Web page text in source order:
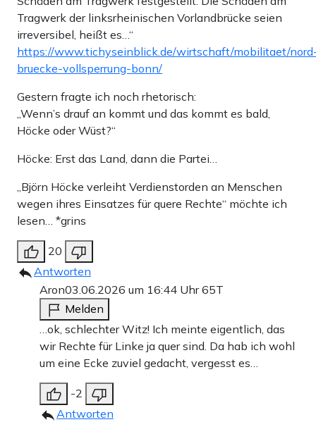
Tragwerk der linksrheinischen Vorlandbrücke seien
irreversibel, heißt es…“
https://www.tichyseinblick.de/wirtschaft/mobilitaet/
bruecke-vollsperrung-bonn/
Gestern fragte ich noch rhetorisch:
„Wenn’s drauf an kommt und das kommt es bald,
Höcke oder Wüst?“
Höcke: Erst das Land, dann die Partei…
„Björn Höcke verleiht Verdienstorden an Menschen
wegen ihres Einsatzes für quere Rechte“ möchte ich
lesen… *grins
20
Antworten
Aron03.06.2026 um 16:44 Uhr65T
Melden
…ok, schlechter Witz! Ich meinte eigentlich, das
wir Rechte für Linke ja quer sind. Da hab ich wohl
um eine Ecke zuviel gedacht, vergesst es…
-2
Antworten